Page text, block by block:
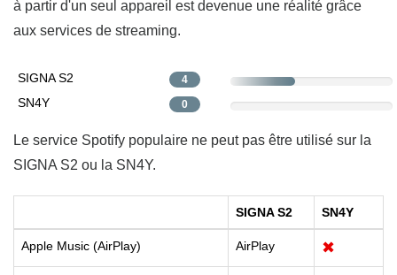
à partir d'un seul appareil est devenue une réalité grâce
aux services de streaming.
SIGNA S2 4
SN4Y 0
Le service Spotify populaire ne peut pas être utilisé sur la
SIGNA S2 ou la SN4Y.
SIGNA S2 SN4Y
Apple Music (AirPlay) AirPlay ✖